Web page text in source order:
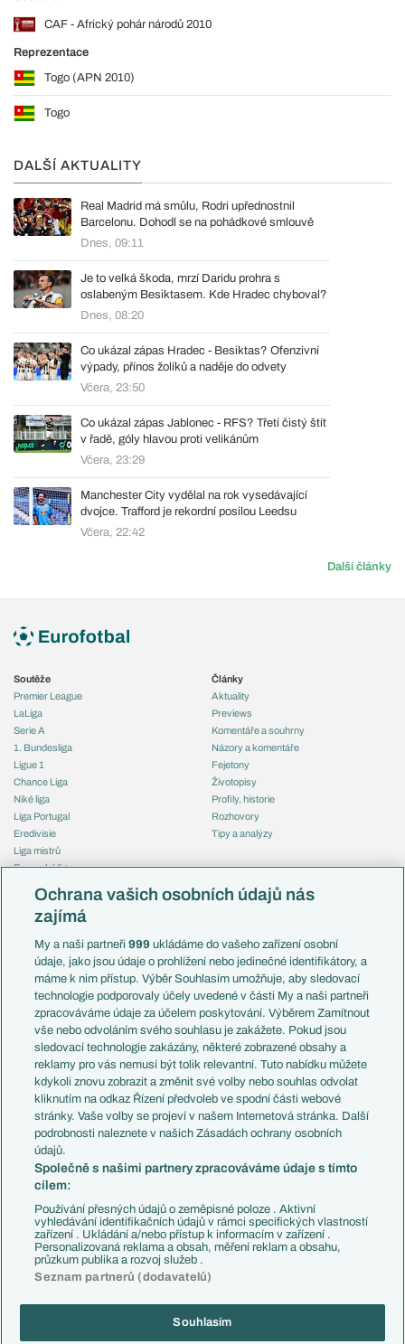
CAF - Africký pohár národů 2010
Reprezentace
Togo (APN 2010)
Togo
DALŠÍ AKTUALITY
Real Madrid má smůlu, Rodri upřednostnil
Barcelonu. Dohodl se na pohádkové smlouvě
Dnes, 09:11
Je to velká škoda, mrzí Daridu prohra s
oslabeným Besiktasem. Kde Hradec chyboval?
Dnes, 08:20
Co ukázal zápas Hradec - Besiktas? Ofenzivní
výpady, přínos žolíků a naděje do odvety
Včera, 23:50
Co ukázal zápas Jablonec - RFS? Třetí čistý štít
v řadě, góly hlavou proti velikánům
Včera, 23:29
Manchester City vydělal na rok vysedávající
dvojce. Trafford je rekordní posilou Leedsu
Včera, 22:42
Další články
Soutěže
Premier League
LaLiga
Serie A
1. Bundesliga
Ligue 1
Chance Liga
Niké liga
Liga Portugal
Eredivisie
Liga mistrů
Evropská liga
Mistrovství světa
Liga národů
Témata
Představení týmů MS
EuroSkauting
PL v kostce
Evropské koeficienty
Přestupy
Přestupové spekulace
Zranění
Kluby
Arsenal FC
Chelsea FC
Manchester United
AC Milán
Juventus FC
Bayern Mnichov
FC Barcelona
Real Madrid
Články
Aktuality
Previews
Komentáře a souhrny
Názory a komentáře
Fejetony
Životopisy
Profily, historie
Rozhovory
Tipy a analýzy
Česko
Francie
Itálie
Německo
Španělsko
Argentina
Brazílie
Přestupy
Zápasy
Livescore
Tipovací soutěž
Ochrana vašich osobních údajů nás
zajímá
My a naši partneři999 ukládáme do vašeho zařízení osobní
údaje, jako jsou údaje o prohlížení nebo jedinečné identifikátory, a
máme k nim přístup. Výběr Souhlasím umožňuje, aby sledovací
technologie podporovaly účely uvedené v části My a naši partneři
zpracováváme údaje za účelem poskytování. Výběrem Zamítnout
vše nebo odvoláním svého souhlasu je zakážete. Pokud jsou
sledovací technologie zakázány, některé zobrazené obsahy a
reklamy pro vás nemusí být tolik relevantní. Tuto nabídku můžete
kdykoli znovu zobrazit a změnit své volby nebo souhlas odvolat
kliknutím na odkaz Řízení předvoleb ve spodní části webové
stránky. Vaše volby se projeví v našem Internetová stránka. Další
podrobnosti naleznete v našich Zásadách ochrany osobních
údajů.
Společně s našimi partnery zpracováváme údaje s tímto
cílem:
Používání přesných údajů o zeměpisné poloze . Aktivní
vyhledávání identifikačních údajů v rámci specifických vlastností
zařízení . Ukládání a/nebo přístup k informacím v zařízení .
Personalizovaná reklama a obsah, měření reklam a obsahu,
průzkum publika a rozvoj služeb .
Seznam partnerů (dodavatelů)
Souhlasím